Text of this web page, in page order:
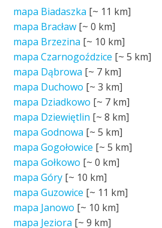
mapa Biadaszka [~ 11 km]
mapa Bracław [~0 km]
mapa Brzezina [~ 10 km]
mapa Czarnogoździce [~5 km]
mapa Dąbrowa [~ 7 km]
mapa Duchowo [~3 km]
mapa Dziadkowo [~ 7 km]
mapa Dziewiętlin [~8 km]
mapa Godnowa [~5 km]
mapa Gogołowice [~5 km]
mapa Gołkowo [~0 km]
mapa Góry [~ 10 km]
mapa Guzowice [~ 11 km]
mapa Janowo [~ 10 km]
mapa Jeziora [~9 km]